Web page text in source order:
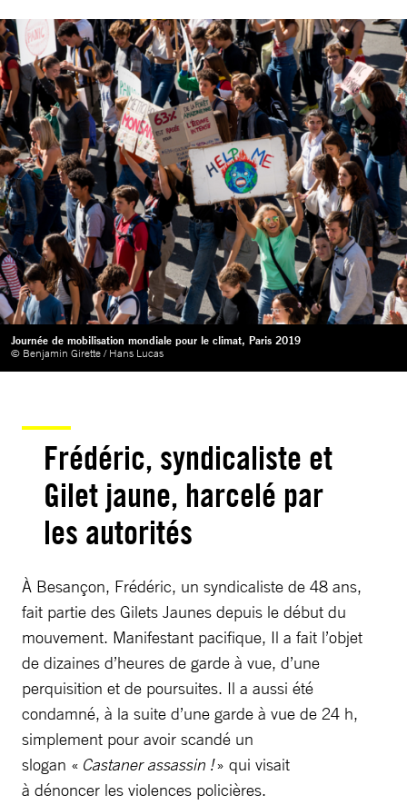
Journée de mobilisation mondiale pour le climat, Paris 2019
© Benjamin Girette / Hans Lucas
Frédéric, syndicaliste et
Gilet jaune, harcelé par
les autorités
À Besançon, Frédéric, un syndicaliste de 48 ans,
fait partie des Gilets Jaunes depuis le début du
mouvement. Manifestant pacifique, Il a fait l’objet
de dizaines d’heures de garde à vue, d’une
perquisition et de poursuites. Il a aussi été
condamné, à la suite d’une garde à vue de 24 h,
simplement pour avoir scandé un
slogan « Castaner assassin !» qui visait
à dénoncer les violences policières.